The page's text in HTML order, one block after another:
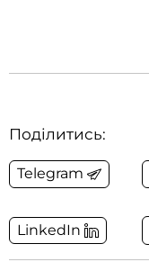
Поділитись:
Telegram
LinkedIn